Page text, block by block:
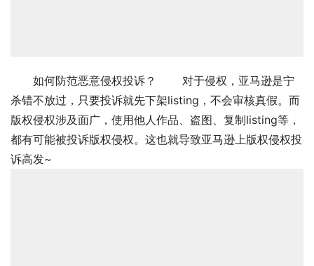
如何防范恶意侵权投诉？ 对于侵权，亚马逊是宁
杀错不放过，只要投诉就先下架listing，不会审核真假。而
版权侵权涉及面广，使用他人作品、盗图、复制listing等，
都有可能被投诉版权侵权。这也就导致亚马逊上版权侵权投
诉高发~